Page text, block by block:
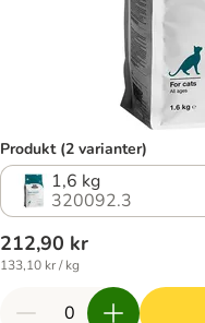
Produkt (2 varianter)
1,6 kg
320092.3
212,90 kr
133,10 kr / kg